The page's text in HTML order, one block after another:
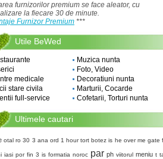
furnizorilor premium se face aleator, cu
la fiecare 30 de minute.
Furnizor Premium ***
Utile BeWed
medicale
stare civila
full-service
Muzica nunta
Foto, Video
Decoratiuni nunta
Marturii, Cocarde
Cofetarii, Torturi nunta
Ultimele cautari
otal ro 30 3 ana ord 1 hour tort botez is he over me gate
iasi por fin 3 is formatia noroc par ph viitorul meniu t